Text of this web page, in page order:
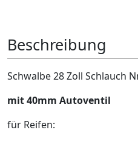
Beschreibung
Schwalbe 28 Zoll Schlauch
mit 40mm Autoventil
für Reifen: